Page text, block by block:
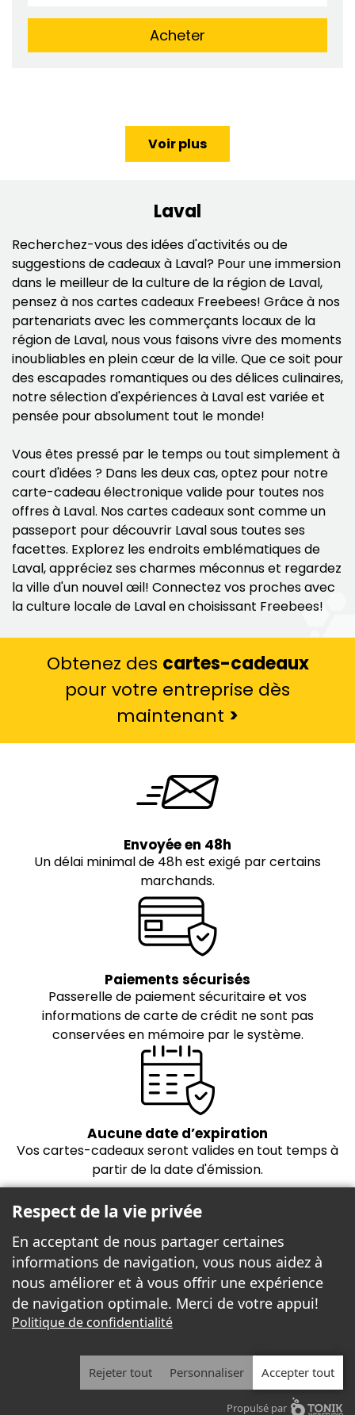
Acheter
Voir plus
Laval
Recherchez-vous des idées d'activités ou de
suggestions de cadeaux à Laval? Pour une immersion
dans le meilleur de la culture de la région de Laval,
pensez à nos cartes cadeaux Freebees! Grâce à nos
partenariats avec les commerçants locaux de la
région de Laval, nous vous faisons vivre des moments
inoubliables en plein cœur de la ville. Que ce soit pour
des escapades romantiques ou des délices culinaires,
notre sélection d'expériences à Laval est variée et
pensée pour absolument tout le monde!
Vous êtes pressé par le temps ou tout simplement à
court d'idées ? Dans les deux cas, optez pour notre
carte-cadeau électronique valide pour toutes nos
offres à Laval. Nos cartes cadeaux sont comme un
passeport pour découvrir Laval sous toutes ses
facettes. Explorez les endroits emblématiques de
Laval, appréciez ses charmes méconnus et regardez
la ville d'un nouvel œil! Connectez vos proches avec
la culture locale de Laval en choisissant Freebees!
Obtenez des cartes-cadeaux
pour votre entreprise dès
maintenant >
Envoyée en 48h
Un délai minimal de 48h est exigé par certains
marchands.
Paiements sécurisés
Passerelle de paiement sécuritaire et vos
informations de carte de crédit ne sont pas
conservées en mémoire par le système.
Aucune date d’expiration
Vos cartes-cadeaux seront valides en tout temps à
partir de la date d'émission.
Freebees est fier de propulser la boutique
2026 | Freebees© | TOUS DROITS RÉSERVÉS.
Respect de la vie privée
En acceptant de nous partager certaines
informations de navigation, vous nous aidez à
nous améliorer et à vous offrir une expérience
de navigation optimale. Merci de votre appui!
Politique de confidentialité
Rejeter tout Personnaliser Accepter tout
Propulsé par